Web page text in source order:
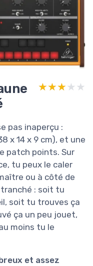
★★★★★
★★★★★
pas inaperçu :
x 14 x 9 cm), et une
patch points. Sur
tu peux le caler
ou à côté de
: soit tu
soit tu trouves ça
ça un peu jouet,
moins tu le
et assez